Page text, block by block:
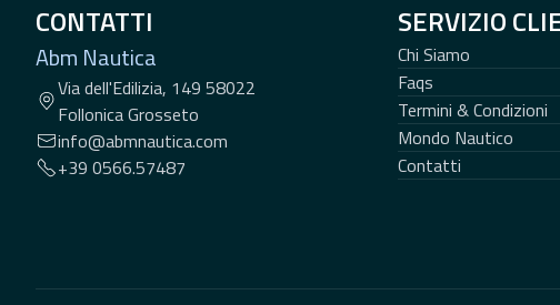
CONTATTI
Abm Nautica
Via dell'Edilizia, 149 58022
Follonica Grosseto
info@abmnautica.com
+39 0566.57487
SERVIZIO
Chi Siamo
Faqs
Termini & Condizioni
Mondo Nautico
Contatti